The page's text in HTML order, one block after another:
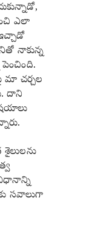
ఎలా
నాకున్న
మా చర్చల
దాని
సవాలుగా